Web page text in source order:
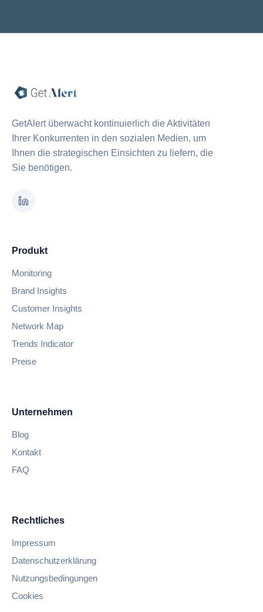
GetAlert überwacht kontinuierlich die Aktivitäten
Ihrer Konkurrenten in den sozialen Medien, um
Ihnen die strategischen Einsichten zu liefern, die
Sie benötigen.
Produkt
Monitoring
Brand Insights
Customer Insights
Network Map
Trends Indicator
Preise
Unternehmen
Blog
Kontakt
FAQ
Rechtliches
Impressum
Datenschutzerklärung
Nutzungsbedingungen
Cookies